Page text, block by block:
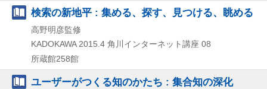
検索の新地平 : 集める、探す、見つける、眺める
高野明彦監修
KADOKAWA 2015.4 角川インターネット講座 08
所蔵館258館
ユーザーがつくる知のかたち : 集合知の深化